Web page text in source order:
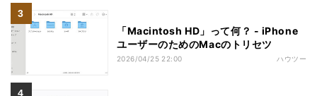
「Macintosh HD」って何？ - iPhone
ユーザーのためのMacのトリセツ
2026/04/25 22:00 ハウツー